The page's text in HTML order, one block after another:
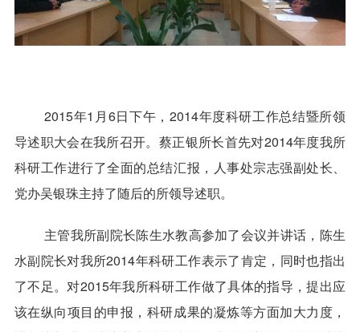
2015年1月6日下午，2014年度科研工作总结暨所领
导述职大会在我所召开。蔡正银所长首先对2014年度我所
科研工作进行了全面的总结汇报，人事处宗志强副处长、
党办吴银珠主持了随后的所领导述职。
主管我所副院长陈生水教高参加了会议并讲话，陈生
水副院长对我所2014年科研工作表示了肯定，同时也指出
了不足。对2015年我所科研工作做了具体的指导，提出应
该在纵向项目的申报，科研成果的凝炼等方面加大力度，